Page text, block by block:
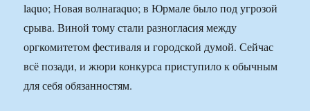
laquo; Новая волнаraquo; в Юрмале было под угрозой
срыва. Виной тому стали разногласия между
оргкомитетом фестиваля и городской думой. Сейчас
всё позади, и жюри конкурса приступило к обычным
для себя обязанностям.